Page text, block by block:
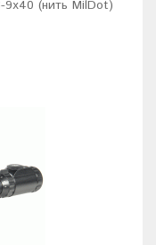
9x40 (нить MilDot)